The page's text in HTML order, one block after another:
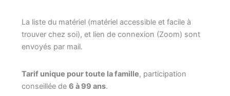
La liste du matériel (matériel accessible et facile à
trouver chez soi), et lien de connexion (Zoom) sont
envoyés par mail.
Tarif unique pour toute la famille, participation
conseillée de6 à 99 ans.